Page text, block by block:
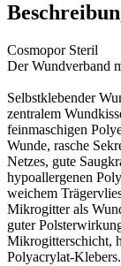
Cosmopor Steril
Der Wundverband
Selbstklebender
zentralem
feinmaschigen
Wunde, rasche
Netzes, gute
hypoallergenen
weichem
Mikrogitter als
guter
Mikrogitterschicht,
Polyacrylat-Klebers.